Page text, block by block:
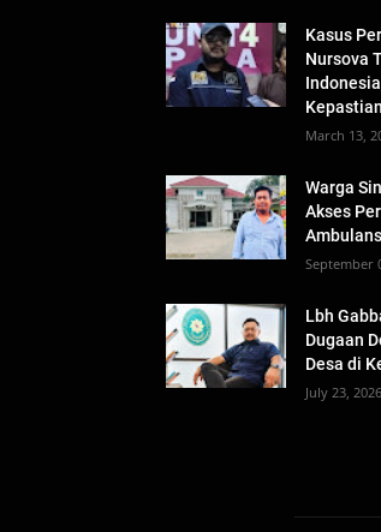
Kasus
Nursova
March 13,
Warga
Akses
Ambulans
September
Lbh
Dugaan
Desa di
July 23, 2026